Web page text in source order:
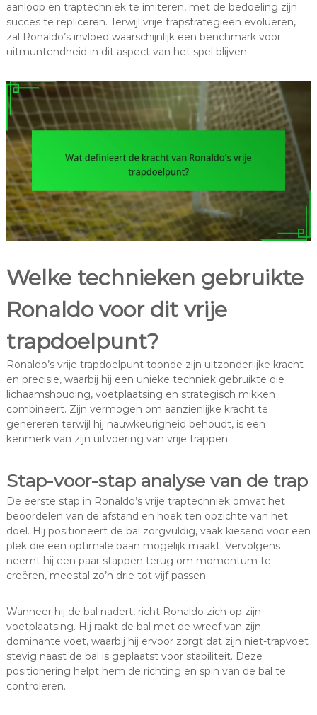
aanloop en traptechniek te imiteren, met de bedoeling zijn
succes te repliceren. Terwijl vrije trapstrategieën evolueren,
zal Ronaldo’s invloed waarschijnlijk een benchmark voor
uitmuntendheid in dit aspect van het spel blijven.
Welke technieken gebruikte
Ronaldo voor dit vrije
trapdoelpunt?
Ronaldo’s vrije trapdoelpunt toonde zijn uitzonderlijke kracht
en precisie, waarbij hij een unieke techniek gebruikte die
lichaamshouding, voetplaatsing en strategisch mikken
combineert. Zijn vermogen om aanzienlijke kracht te
genereren terwijl hij nauwkeurigheid behoudt, is een
kenmerk van zijn uitvoering van vrije trappen.
Stap-voor-stap analyse van de trap
De eerste stap in Ronaldo’s vrije traptechniek omvat het
beoordelen van de afstand en hoek ten opzichte van het
doel. Hij positioneert de bal zorgvuldig, vaak kiesend voor een
plek die een optimale baan mogelijk maakt. Vervolgens
neemt hij een paar stappen terug om momentum te
creëren, meestal zo’n drie tot vijf passen.
Wanneer hij de bal nadert, richt Ronaldo zich op zijn
voetplaatsing. Hij raakt de bal met de wreef van zijn
dominante voet, waarbij hij ervoor zorgt dat zijn niet-trapvoet
stevig naast de bal is geplaatst voor stabiliteit. Deze
positionering helpt hem de richting en spin van de bal te
controleren.